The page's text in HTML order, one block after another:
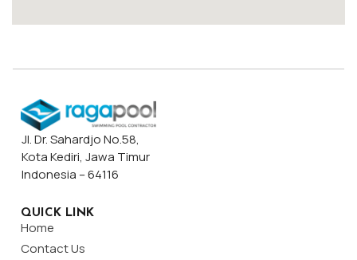
Jl. Dr. Sahardjo No.58,
Kota Kediri, Jawa Timur
Indonesia – 64116
QUICK LINK
Home
Contact Us